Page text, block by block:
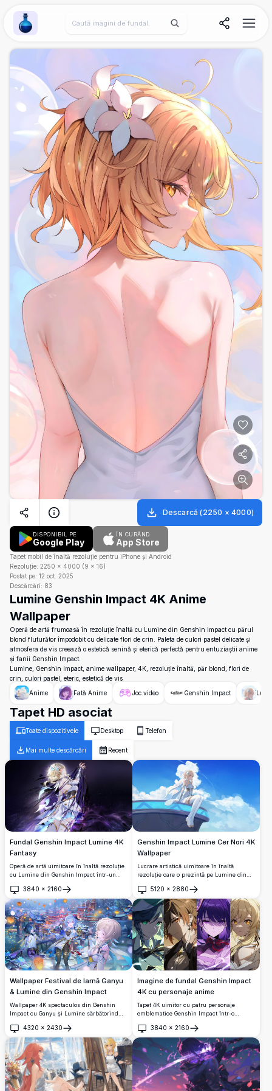
Wallpaper Alchemy
Descarcă (2250 × 4000)
DISPONIBIL PE
Google Play
ÎN CURÂND
App Store
Tapet mobil de înaltă rezoluție pentru iPhone și Android
Rezoluție: 2250 × 4000 (9 × 16)
Postat pe: 12 oct. 2025
Descărcări: 83
Lumine Genshin Impact 4K Anime
Wallpaper
Operă de artă frumoasă în rezoluție înaltă cu Lumine din Genshin Impact cu părul
blond fluturător împodobit cu delicate flori de crin. Paleta de culori pastel delicate și
atmosfera de vis creează o estetică senină și eterică perfectă pentru entuziaștii anime
și fanii Genshin Impact.
Lumine, Genshin Impact, anime wallpaper, 4K, rezoluție înaltă, păr blond, flori de
crin, culori pastel, eteric, estetică de vis
Anime
Fată Anime Joc video Genshin Impact
Tapet HD asociat
Toate dispozitivele Desktop Telefon
Mai multe descărcări Recent
Fundal Genshin Impact Lumine 4K
Fantasy
Operă de artă uimitoare în înaltă rezoluție
cu Lumine din Genshin Impact într-un
este reprezentată cu părul în mișcare și
energie purpurie mistică învârtindu-se în
jurul ei pe fundalul unei nopți înstelate,
perfectă pentru fundaluri desktop.
3840 × 2160
Deschide
Genshin Impact Lumine Cer Nori 4K
Wallpaper
Lucrare artistică uimitoare în înaltă
rezoluție care o prezintă pe Lumine din
platformă futuristă înconjurată de ceruri
albastre frumoase și nori albi pufoși. Acest
wallpaper liniștit în stil anime surprinde o
atmosferă de vis, eterică, perfectă pentru
fundalurile desktop-ului.
5120 × 2880
Deschide
Wallpaper Festival de Iarnă Ganyu
& Lumine din Genshin Impact
Wallpaper 4K spectaculos din Genshin
Impact cu Ganyu și Lumine sărbătorind
Liyue. Felinare luminoase pe cer, flori de
lotus albastru și arhitectură tradițională
chineză creează o scenă de noapte de
iarnă uluitoare.
4320 × 2430
Deschide
Imagine de fundal Genshin Impact
4K cu personaje anime
Tapet 4K uimitor cu patru personaje
emblematice Genshin Impact într-o
3840 × 2160
Deschide